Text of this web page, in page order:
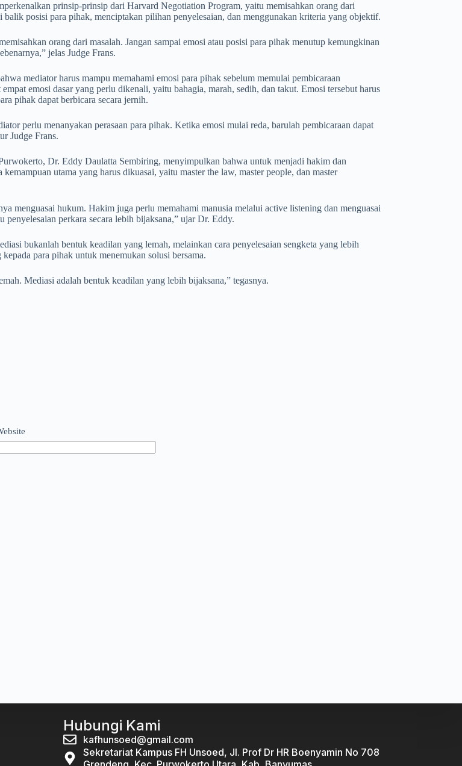
prinsip-prinsip dari Harvard Negotiation Program, yaitu memisahkan orang dari
balik posisi para pihak, menciptakan pilihan penyelesaian, dan menggunakan kriteria yang objektif.
orang dari masalah. Jangan sampai emosi atau posisi para pihak menutup kemungkinan
jelas Judge Frans.
mediator harus mampu memahami emosi para pihak sebelum memulai pembicaraan
emosi dasar yang perlu dikenali, yaitu bahagia, marah, sedih, dan takut. Emosi tersebut harus
pihak dapat berbicara secara jernih.
perlu menanyakan perasaan para pihak. Ketika emosi mulai reda, barulah pembicaraan dapat
Judge Frans.
Dr. Eddy Daulatta Sembiring, menyimpulkan bahwa untuk menjadi hakim dan
utama yang harus dikuasai, yaitu master the law, master people, dan master
menguasai hukum. Hakim juga perlu memahami manusia melalui active listening dan menguasai
penyelesaian perkara secara lebih bijaksana,” ujar Dr. Eddy.
bukanlah bentuk keadilan yang lemah, melainkan cara penyelesaian sengketa yang lebih
para pihak untuk menemukan solusi bersama.
Mediasi adalah bentuk keadilan yang lebih bijaksana,” tegasnya.
Hubungi Kami
kafhunsoed@gmail.com
Sekretariat Kampus FH Unsoed, Jl. Prof Dr HR Boenyamin No 708